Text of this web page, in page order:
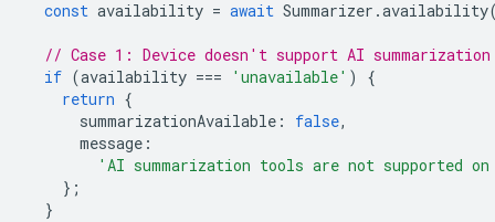
const availability = await Summarizer .availability
// Case 1: Device doesn't support AI summarization
if (availability === 'unavailable' )
{
return {
summarizationAvailable : false,
message :
'AI summarization tools are not supported
};
}